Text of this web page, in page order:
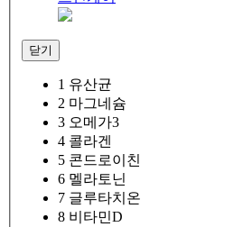
닫기
1 유산균
2 마그네슘
3 오메가3
4 콜라겐
5 콘드로이친
6 멜라토닌
7 글루타치온
8 비타민D